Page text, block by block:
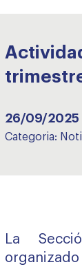
26/09/2025
Categoria:
La